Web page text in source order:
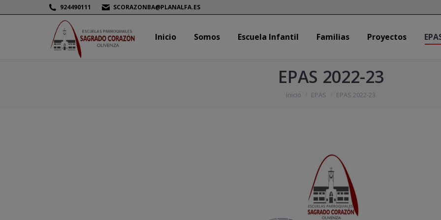
924490111 SCORAZONBA@PLANALFA.ES
Inicio Somos Escuela Infantil Familias Proyectos
EPAS 2022-23
Estás aquí:
Inicio EPAS EPAS 2022-23
Inicio Somos Escuela Infantil Familias Proyectos